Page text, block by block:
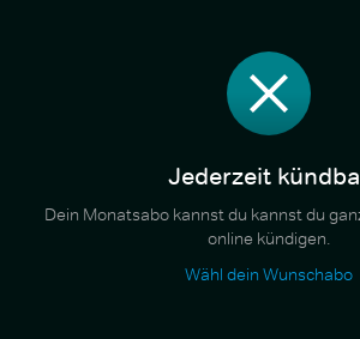
Jederzeit
Dein Monatsabo kannst du kannst du
online kündigen.
Wähl dein Wunschabo